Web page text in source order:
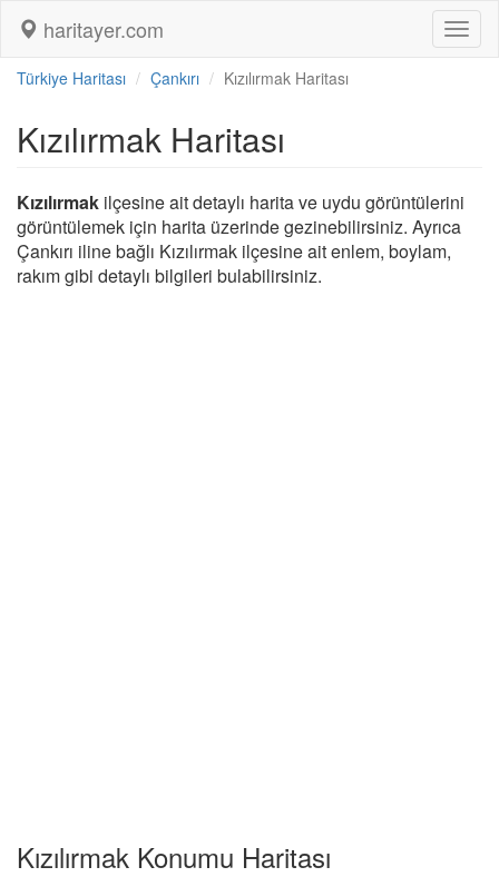
haritayer.com
Türkiye Haritası Çankırı Kızılırmak Haritası
Kızılırmak Haritası
Kızılırmak ilçesine ait detaylı harita ve uydu görüntülerini
görüntülemek için harita üzerinde gezinebilirsiniz. Ayrıca
Çankırı iline bağlı Kızılırmak ilçesine ait enlem, boylam,
rakım gibi detaylı bilgileri bulabilirsiniz.
Kızılırmak Konumu Haritası